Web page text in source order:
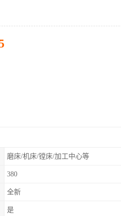
磨床/机床/镗床/加工中心等
380
全新
是